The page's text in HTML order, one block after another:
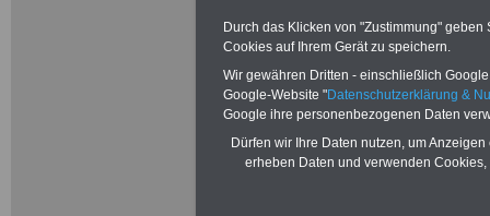
Alimentation.
können
Beamtinnen &
- auch
Durch das Klicken von "Zustimmung"
Cookies auf Ihrem Gerät zu speichern.
Wir gewähren Dritten - einschließlich
Google-Website "Datenschutzerklärung &
Google ihre personenbezogenen Daten
Dürfen wir Ihre Daten nutzen, um
erheben Daten und verwenden